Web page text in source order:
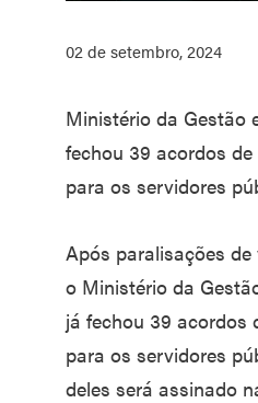
02 de setembro, 2024
Ministério da Gestão
fechou 39 acordos
para os servidores
Após paralisações
o Ministério da
já fechou 39 acordos
para os servidores
deles será assinado